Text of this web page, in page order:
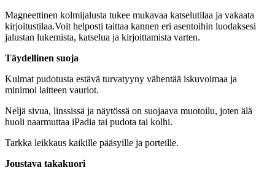
Magneettinen kolmijalusta tukee mukavaa katselutilaa ja vakaata
kirjoitustilaa.Voit helposti taittaa kannen eri asentoihin luodaksesi
jalustan lukemista, katselua ja kirjoittamista varten.
Täydellinen suoja
Kulmat pudotusta estävä turvatyyny vähentää iskuvoimaa ja
minimoi laitteen vauriot.
Neljä sivua, linssissä ja näytössä on suojaava muotoilu, joten älä
huoli naarmuttaa iPadia tai pudota tai kolhi.
Tarkka leikkaus kaikille pääsyille ja porteille.
Joustava takakuori